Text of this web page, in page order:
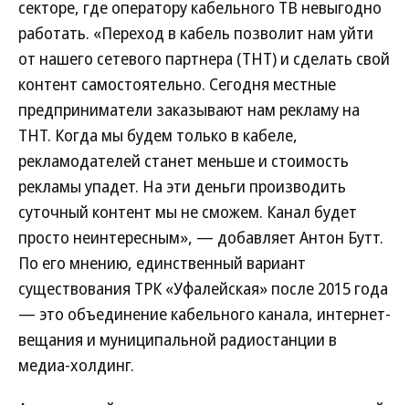
секторе, где оператору кабельного ТВ невыгодно
работать. «Переход в кабель позволит нам уйти
от нашего сетевого партнера (ТНТ) и сделать свой
контент самостоятельно. Сегодня местные
предприниматели заказывают нам рекламу на
ТНТ. Когда мы будем только в кабеле,
рекламодателей станет меньше и стоимость
рекламы упадет. На эти деньги производить
суточный контент мы не сможем. Канал будет
просто неинтересным», — добавляет Антон Бутт.
По его мнению, единственный вариант
существования ТРК «Уфалейская» после 2015 года
— это объединение кабельного канала, интернет-
вещания и муниципальной радиостанции в
медиа-холдинг.